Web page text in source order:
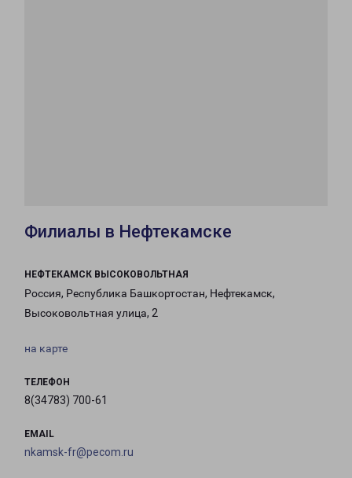
Филиалы в Нефтекамске
НЕФТЕКАМСК ВЫСОКОВОЛЬТНАЯ
Россия, Республика Башкортостан, Нефтекамск,
Высоковольтная улица, 2
на карте
ТЕЛЕФОН
8(34783) 700-61
EMAIL
nkamsk-fr@pecom.ru